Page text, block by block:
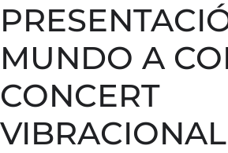
MUNDO A
CONCERT
VIBRACIONAL